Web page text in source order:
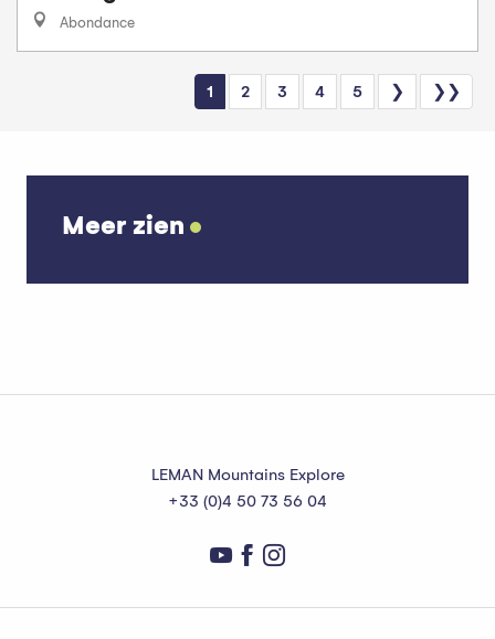
Abondance
1 2 3 4 5 ❯ ❯❯
Meer zien
LEMAN Mountains Explore
+33 (0)4 50 73 56 04